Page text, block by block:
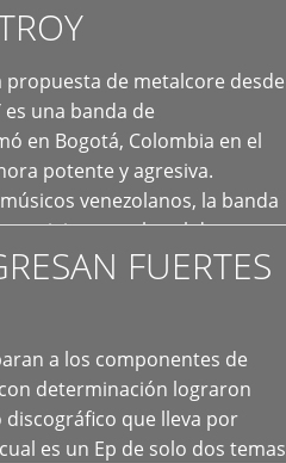
propuesta de metalcore desde
es una banda de
en Bogotá, Colombia en el
potente y agresiva.
venezolanos, la banda
y breakdowns
FUERTES
a los componentes de
determinación lograron
que lleva por
es un Ep de solo dos temas